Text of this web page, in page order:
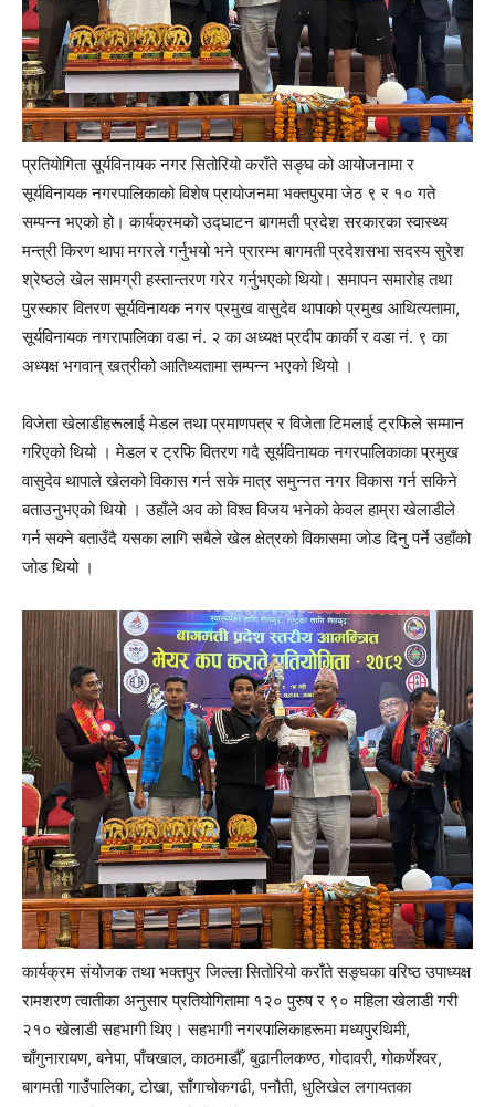
प्रतियोगिता सूर्यविनायक नगर सितोरियो कराँते सङ्घ को आयोजनामा र
सूर्यविनायक नगरपालिकाको विशेष प्रायोजनमा भक्तपुरमा जेठ ९ र १० गते
सम्पन्न भएको हो। कार्यक्रमको उद्घाटन बागमती प्रदेश सरकारका स्वास्थ्य
मन्त्री किरण थापा मगरले गर्नुभयो भने प्रारम्भ बागमती प्रदेशसभा सदस्य सुरेश
श्रेष्ठले खेल सामग्री हस्तान्तरण गरेर गर्नुभएको थियो। समापन समारोह तथा
पुरस्कार वितरण सूर्यविनायक नगर प्रमुख वासुदेव थापाको प्रमुख आथित्यतामा,
सूर्यविनायक नगरापालिका वडा नं. २ का अध्यक्ष प्रदीप कार्की र वडा नं. ९ का
अध्यक्ष भगवान् खत्रीको आतिथ्यतामा सम्पन्न भएको थियो ।
विजेता खेलाडीहरूलाई मेडल तथा प्रमाणपत्र र विजेता टिमलाई ट्रफिले सम्मान
गरिएको थियो । मेडल र ट्रफि वितरण गदै सूर्यविनायक नगरपालिकाका प्रमुख
वासुदेव थापाले खेलको विकास गर्न सके मात्र समुन्नत नगर विकास गर्न सकिने
बताउनुभएको थियो । उहाँले अव को विश्व विजय भनेको केवल हाम्रा खेलाडीले
गर्न सक्ने बताउँदै यसका लागि सबैले खेल क्षेत्रको विकासमा जोड दिनु पर्ने उहाँको
जोड थियो ।
कार्यक्रम संयोजक तथा भक्तपुर जिल्ला सितोरियो कराँते सङ्घका वरिष्ठ उपाध्यक्ष
रामशरण त्वातीका अनुसार प्रतियोगितामा १२० पुरुष र ९० महिला खेलाडी गरी
२१० खेलाडी सहभागी थिए। सहभागी नगरपालिकाहरूमा मध्यपुरथिमी,
चाँगुनारायण, बनेपा, पाँचखाल, काठमाडौँ, बुढानीलकण्ठ, गोदावरी, गोकर्णेश्वर,
बागमती गाउँपालिका, टोखा, साँगाचोकगढी, पनौती, धुलिखेल लगायतका